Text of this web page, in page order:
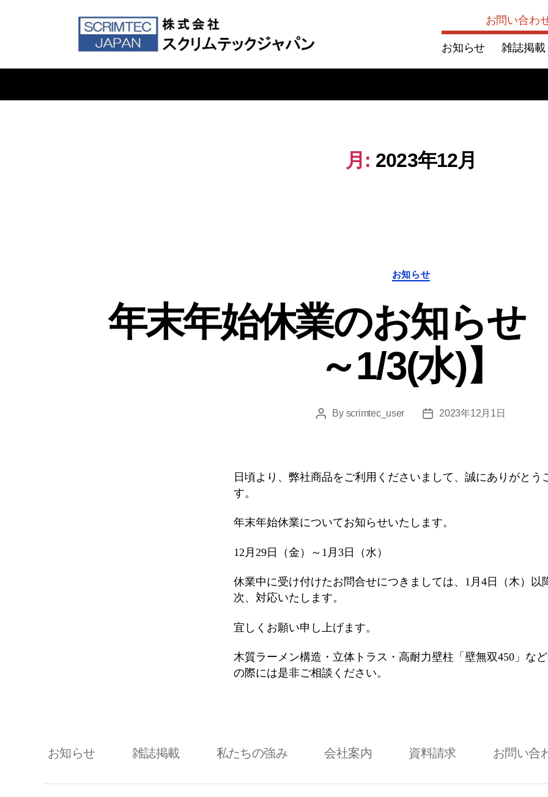
お知らせ 雑誌掲載
お問い合わ
月: 2023年12月
お知らせ
年末年始休業のお知らせ
～1/3(水)】
PostBy scrimtec_user
Post2023年12月1日
日頃より、弊社商品をご利用くださいまして、誠にありがとう
す。
年末年始休業についてお知らせいたします。
12月29日（金）～1月3日（水）
休業中に受け付けたお問合せにつきましては、1月4日（木）以
次、対応いたします。
宜しくお願い申し上げます。
木質ラーメン構造・立体トラス・高耐力壁柱「壁無双450」な
の際には是非ご相談ください。
お知らせ 雑誌掲載 私たちの強み 会社案内 資料請求 お問い合